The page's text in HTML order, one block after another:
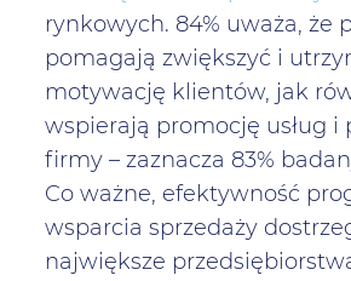
rynkowych. 84% uważa, że
pomagają zwiększyć i
motywację klientów, jak
wspierają promocję usług
firmy – zaznacza 83%
Co ważne, efektywność
wsparcia sprzedaży
największe